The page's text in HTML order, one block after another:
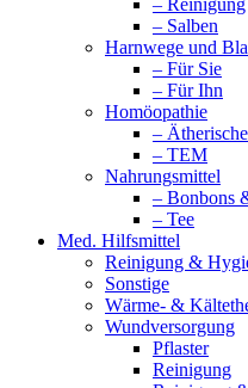
– Salben
Harnwege und
– Für Sie
– Für Ihn
Homöopathie
–
– TEM
Nahrungsmittel
– Bonbons
– Tee
Med. Hilfsmittel
Reinigung &
Sonstige
Wärme- &
Wundversorgung
Pflaster
Reinigung